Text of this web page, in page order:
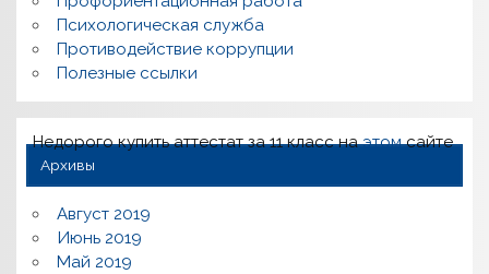
Психологическая служба
Противодействие коррупции
Полезные ссылки
Недорого купить аттестат за 11 класс наэтомсайте
Архивы
Август 2019
Июнь 2019
Май 2019